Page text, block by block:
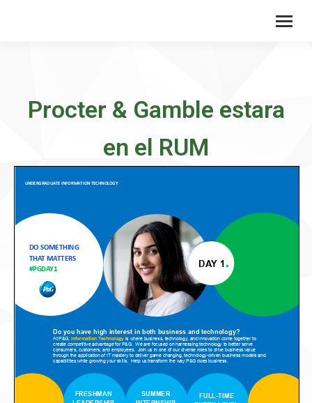
Procter & Gamble estara
en el RUM